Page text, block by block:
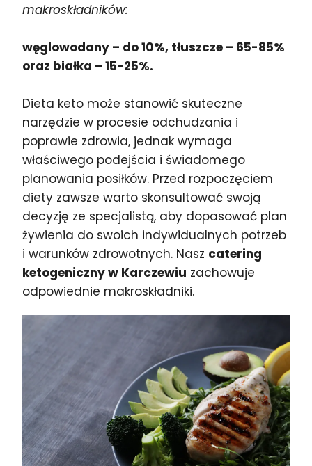
makroskładników:
węglowodany – do 10%, tłuszcze – 65-85%
oraz białka – 15-25%.
Dieta keto może stanowić skuteczne
narzędzie w procesie odchudzania i
poprawie zdrowia, jednak wymaga
właściwego podejścia i świadomego
planowania posiłków. Przed rozpoczęciem
diety zawsze warto skonsultować swoją
decyzję ze specjalistą, aby dopasować plan
żywienia do swoich indywidualnych potrzeb
i warunków zdrowotnych. Nasz catering
ketogeniczny w Karczewiu zachowuje
odpowiednie makroskładniki.